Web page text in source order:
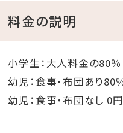
>>スタンダードツイン
>>スタンダードツイン・
>>スタンダードツイン・
料金の説明
小学生：大人料金の80％
幼児：食事・布団あり80
幼児：食事・布団なし 0円